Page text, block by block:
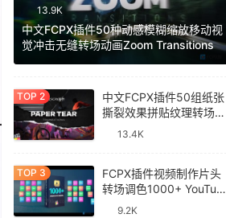
13.9K
中文FCPX插件50种动感模糊缩放移动视
觉冲击无缝转场动画Zoom Transitions
中文FCPX插件50组纸张
撕裂效果拼贴纹理转场过
渡预设Paper Tear
13.4K
FCPX插件视频制作片头
转场调色1000+ YouTube
Library
9.2K